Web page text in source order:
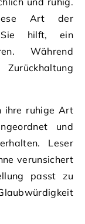
Art der
Sie hilft, ein
Während
ihre ruhige Art
und
Leser
verunsichert
passt zu